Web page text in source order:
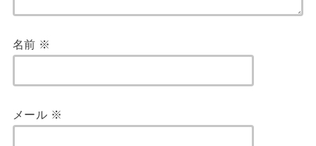
名前 ※
メール ※